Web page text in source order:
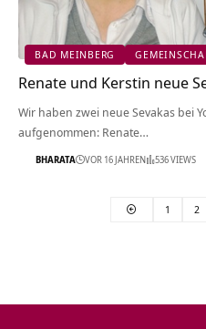
BAD MEINBERG
Renate und Kerstin neue
Wir haben zwei neue Sevakas bei
aufgenommen: Renate…
BHARATA VOR 16 JAHREN 536 VIEWS
1 2